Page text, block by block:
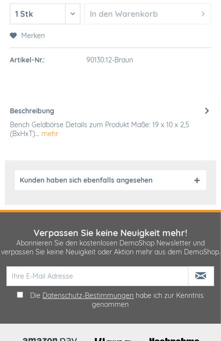
In den Warenkorb
Merken
Artikel-Nr.: 90130.12-Braun
Beschreibung
Bench Geldbörse Details zum Produkt Maße: 19 x 10 x 2,5
(BxHxT)... mehr
Kunden haben sich ebenfalls angesehen
Verpassen Sie keine Neuigkeit mehr!
Abonnieren Sie den kostenlosen DemoShop Newsletter und
verpassen Sie keine Neuigkeit oder Aktion mehr aus dem DemoShop.
Die Datenschutz-Bestimmungen habe ich zur Kenntnis
genommen